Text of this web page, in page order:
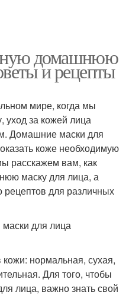
домашнюю
и рецепты
мире, когда мы
уход за кожей лица
Домашние маски для
коже необходимую
расскажем вам, как
маску для лица, а
рецептов для различных
для лица
нормальная, сухая,
Для того, чтобы
лица, важно знать свой